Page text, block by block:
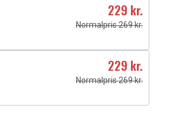
229 kr.
Normalpris 269 kr.
229 kr.
Normalpris 269 kr.